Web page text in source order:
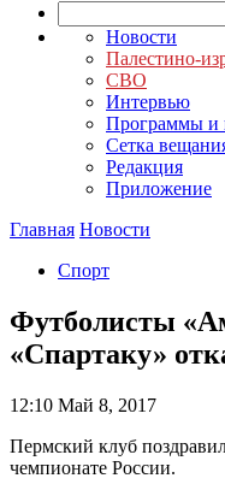
Новости
Палестино-
СВО
Интервью
Программы и
Сетка
Редакция
Приложение
Главная Новости
Спорт
Футболисты
«Спартаку»
12:10 Май 8, 2017
Пермский клуб
чемпионате России.